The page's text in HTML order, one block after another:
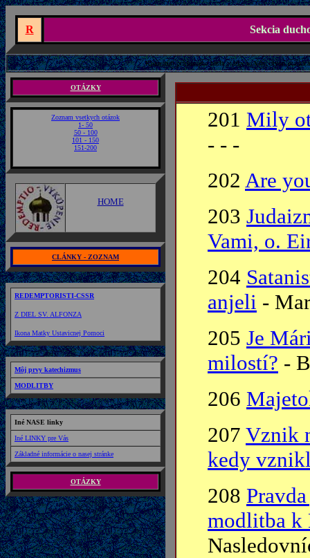
R Sekcia
Kliknutím príslusného hesla otázky sa Vám otvorí otázka
OTÁZKY
Zoznam vsetkych otázok
1- 50
50 - 100
101 - 150
151-200
HOME
CLÁNKY - ZOZNAM
REDEMPTORISTI-CSSR
Z DIEL SV. ALFONZA
Ikona Matky Ustavicnej Pomoci
Môj prvy katechizmus
MODLITBY
Iné NASE linky
Iné LINKY pre Vás
Základné informácie o nasej stránke
OTÁZKY
201 Mily
- - -
202 Are
203
Vami, o.
204
anjeli -
205 Je
milostí? -
206
207 Vznik
kedy
208
modlitba k